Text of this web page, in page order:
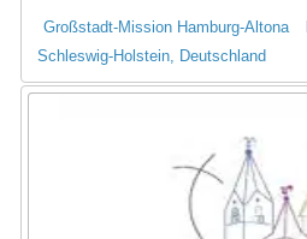
Großstadt-Mission Hamburg-Altona
Schleswig-Holstein, Deutschland